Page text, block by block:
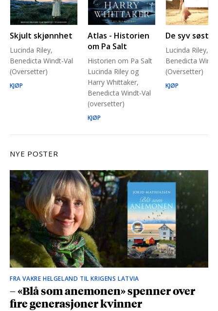
Skjult skjønnhet
Lucinda Riley,
Benedicta Windt-Val
(Oversetter)
KJØP
Atlas - Historien
om Pa Salt
Historien om Pa Salt
Lucinda Riley og
Harry Whittaker,
Benedicta Windt-Val
(oversetter)
KJØP
De syv søstre
Lucinda Riley,
Benedicta
(Oversetter)
KJØP
NYE POSTER
FRA VAKRE HELGELAND TIL KRIGENS LATVIA
– «Blå som anemonen» spenner over
fire generasjoner kvinner